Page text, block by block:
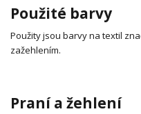
Použité barvy
Použity jsou barvy na textil
zažehlením.
Praní a žehlení